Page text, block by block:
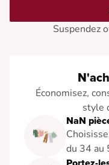
Suspendez
Économisez,
style
NaN
du 34 au